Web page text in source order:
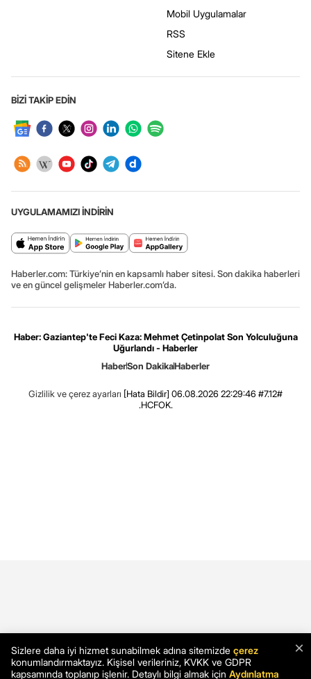
Mobil Uygulamalar
RSS
Sitene Ekle
BİZİ TAKİP EDİN
UYGULAMAMIZI İNDİRİN
Haberler.com: Türkiye’nin en kapsamlı haber sitesi. Son dakika haberleri
ve en güncel gelişmeler Haberler.com’da.
Haber: Gaziantep'te Feci Kaza: Mehmet Çetinpolat Son Yolculuğuna
Uğurlandı - Haberler
HaberSon DakikaHaberler
Gizlilik ve çerez ayarları [Hata Bildir] 06.08.2026 22:29:46 #7.12#
.HCFOK.
×
Sizlere daha iyi hizmet sunabilmek adına sitemizde çerez
konumlandırmaktayız. Kişisel verileriniz, KVKK ve GDPR
kapsamında toplanıp işlenir. Detaylı bilgi almak için Aydınlatma